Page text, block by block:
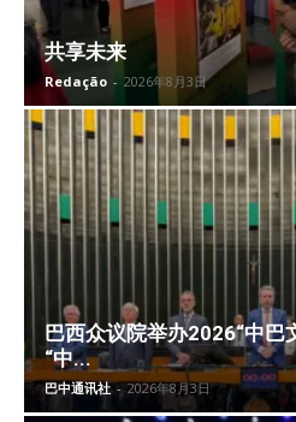
共享未来
Redação - 2026年8月3日
巴西众议院举办2026“中巴
“中...
巴中通讯社 - 2026年8月3日